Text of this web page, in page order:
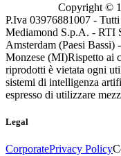
Copyright ©
P.Iva 03976881007 -
Mediamond S.p.A. - RTI
Amsterdam (Paesi
Monzese (MI)Rispetto ai
riprodotti è vietata ogni
sistemi di intelligenza
espresso di utilizzare
Legal
CorporatePrivacy Policy